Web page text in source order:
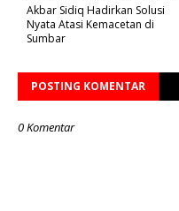
Akbar Sidiq Hadirkan Solusi
Nyata Atasi Kemacetan di
Sumbar
POSTING KOMENTAR
0 Komentar